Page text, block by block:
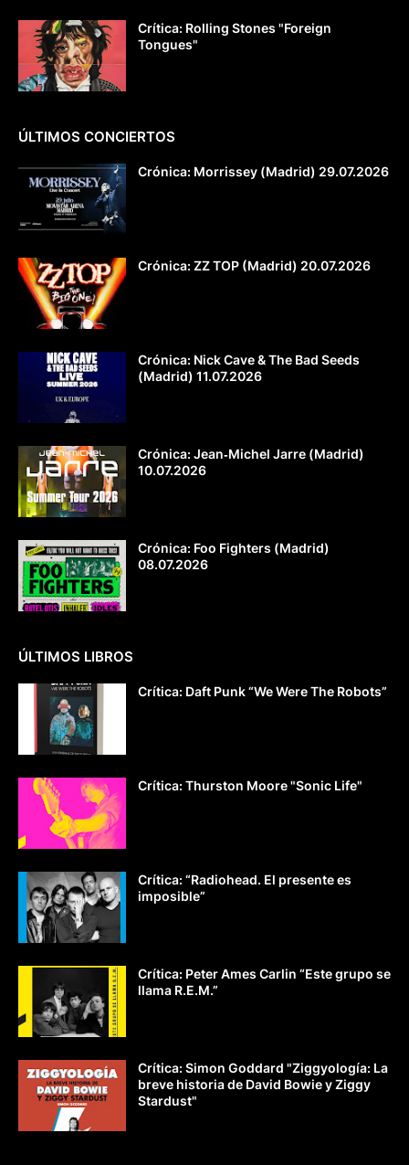
Crítica: Rolling Stones "Foreign
Tongues"
ÚLTIMOS CONCIERTOS
Crónica: Morrissey (Madrid) 29.07.2026
Crónica: ZZ TOP (Madrid) 20.07.2026
Crónica: Nick Cave & The Bad Seeds
(Madrid) 11.07.2026
Crónica: Jean‐Michel Jarre (Madrid)
10.07.2026
Crónica: Foo Fighters (Madrid)
08.07.2026
ÚLTIMOS LIBROS
Crítica: Daft Punk “We Were The Robots”
Crítica: Thurston Moore "Sonic Life"
Crítica: “Radiohead. El presente es
imposible”
Crítica: Peter Ames Carlin “Este grupo se
llama R.E.M.”
Crítica: Simon Goddard "Ziggyología: La
breve historia de David Bowie y Ziggy
Stardust"